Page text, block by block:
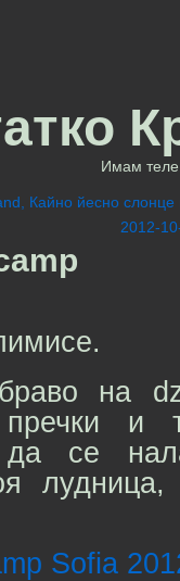
Имам теле
Кайно йесно слонце
2012-
на
пречки
да се
Sofia